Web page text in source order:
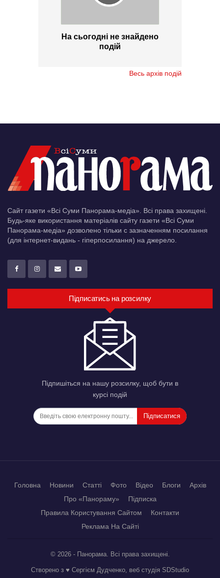
На сьогодні не знайдено
подій
Весь архів подій
Сайт газети «Всі Суми Панорама-медіа». Всі права захищені.
Будь-яке використання матеріалів сайту газети «Всі Суми
Панорама-медіа» дозволено тільки c зазначенням посилання
(для інтернет-видань - гіперпосилання) на джерело.
Підписатись на розсилку
Підпишіться на нашу розсилку, щоб бути в
курсі подій
Підписатися
Головна Новини Статті Фото Відео Блоги
Архів
Про «Панораму»
Підписка
Правила Користування Сайтом
Контакти
Реклама На Сайті
© 2026 - Панорама. Всі права захищені.
Створено з ♥ Сергієм Дудченко, веб студія SDStudio